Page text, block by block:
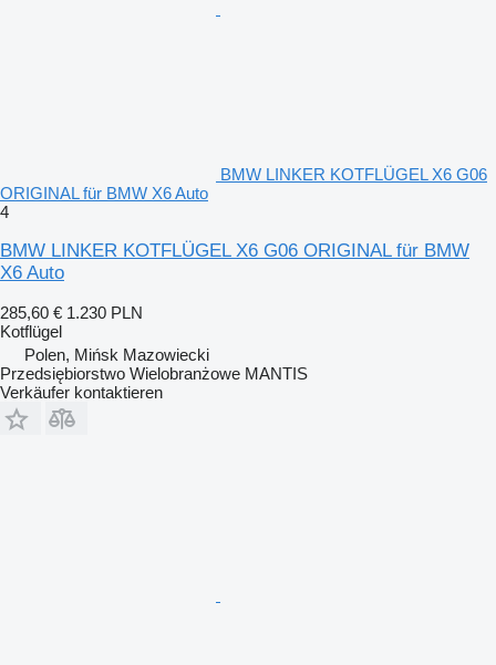
BMW LINKER KOTFLÜGEL X6 G06
ORIGINAL für BMW X6 Auto
4
BMW LINKER KOTFLÜGEL X6 G06 ORIGINAL für BMW
X6 Auto
285,60 € 1.230 PLN
Kotflügel
Polen, Mińsk Mazowiecki
Przedsiębiorstwo Wielobranżowe MANTIS
Verkäufer kontaktieren